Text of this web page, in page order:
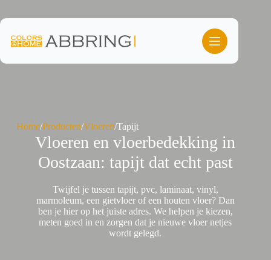
de
inhoud
Home/Producten/Vloeren/Tapijt
Vloeren en vloerbedekking in
Oostzaan: tapijt dat echt past
Twijfel je tussen tapijt, pvc, laminaat, vinyl,
marmoleum, een gietvloer of een houten vloer? Dan
ben je hier op het juiste adres. We helpen je kiezen,
meten goed in en zorgen dat je nieuwe vloer netjes
wordt gelegd.